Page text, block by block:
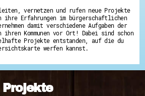
vernetzen und rufen neue Projekte
ihre Erfahrungen im bürgerschaftlichen
damit verschiedene Aufgaben der
ihren Kommunen vor Ort! Dabei sind schon
Projekte entstanden, auf die du
werfen kannst.
Projekte